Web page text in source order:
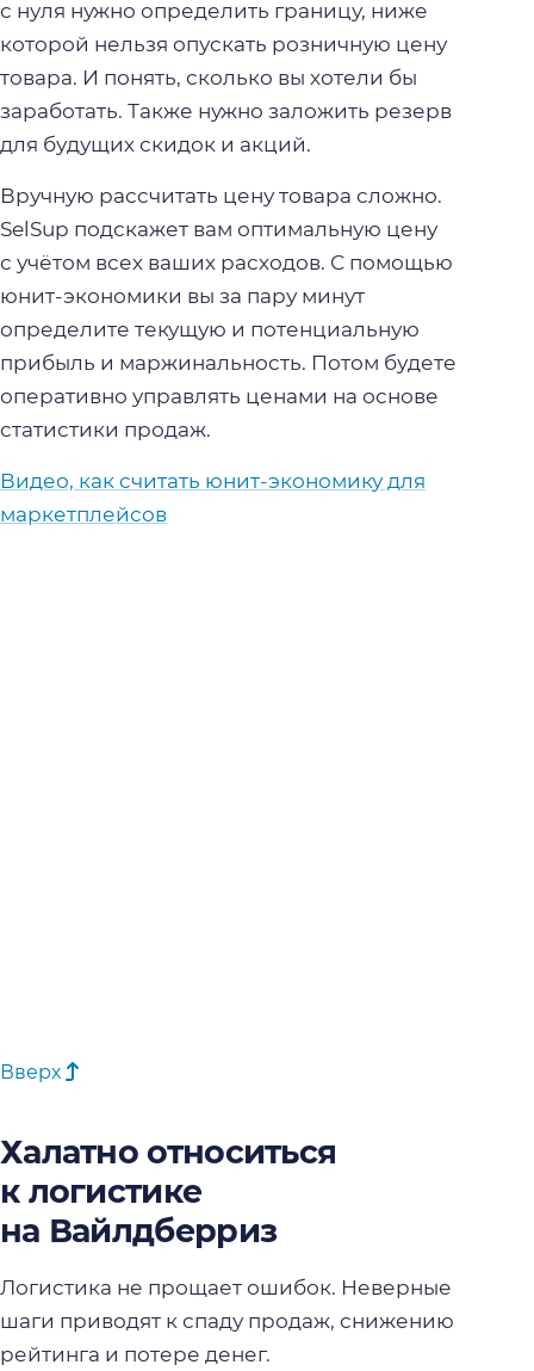
с нуля нужно определить границу, ниже
которой нельзя опускать розничную цену
товара. И понять, сколько вы хотели бы
заработать. Также нужно заложить резерв
для будущих скидок и акций.
Вручную рассчитать цену товара сложно.
SelSup подскажет вам оптимальную цену
с учётом всех ваших расходов. С помощью
юнит-экономики вы за пару минут
определите текущую и потенциальную
прибыль и маржинальность. Потом будете
оперативно управлять ценами на основе
статистики продаж.
Видео, как считать юнит-экономику для
маркетплейсов
Вверх
Халатно относиться
к логистике
на Вайлдберриз
Логистика не прощает ошибок. Неверные
шаги приводят к спаду продаж, снижению
рейтинга и потере денег.